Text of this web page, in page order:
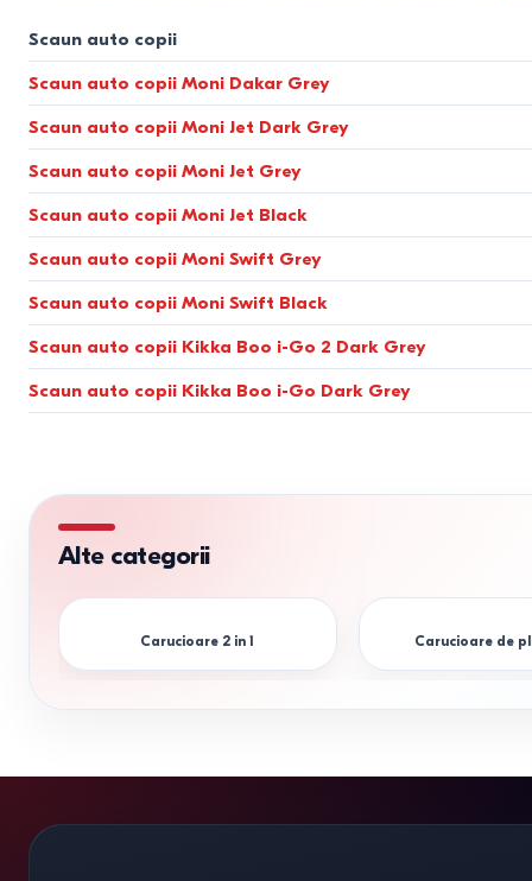
Scaun auto copii
Scaun auto copii Moni Dakar Grey
Scaun auto copii Moni Jet Dark Grey
Scaun auto copii Moni Jet Grey
Scaun auto copii Moni Jet Black
Scaun auto copii Moni Swift Grey
Scaun auto copii Moni Swift Black
Scaun auto copii Kikka Boo i-Go 2 Dark Grey
Scaun auto copii Kikka Boo i-Go Dark Grey
Alte categorii
Carucioare 2 in 1 Carucioare de